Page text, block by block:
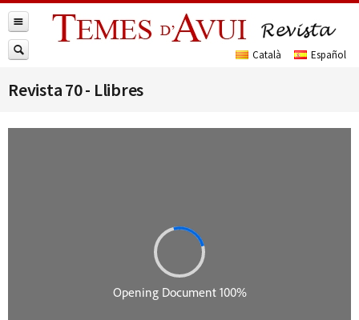
Revista 70 - Llibres